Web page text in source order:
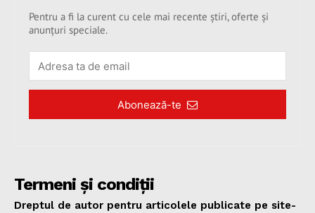
Pentru a fi la curent cu cele mai recente știri, oferte și
anunțuri speciale.
Abonează-te
Termeni și condiții
Dreptul de autor pentru articolele publicate pe site-